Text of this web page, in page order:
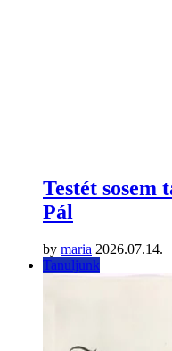
Testét sosem
Pál
by maria 2026.07.14.
Tanuljunk